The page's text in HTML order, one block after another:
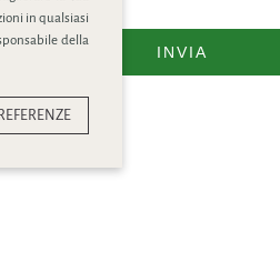
INVIA
in qualsiasi
della